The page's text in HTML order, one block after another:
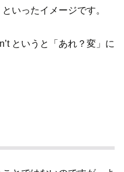
いったイメージです。
というと「あれ？変」に